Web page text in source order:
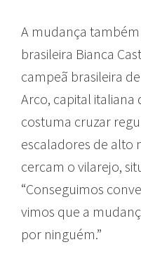
A mudança
brasileira Bianca
campeã brasileira
Arco, capital italiana
costuma cruzar
escaladores de alto
cercam o vilarejo,
“Conseguimos
vimos que a
por ninguém.”